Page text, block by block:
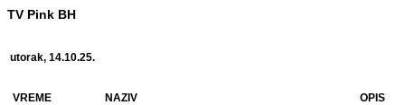
TV Pink BH
utorak, 14.10.25.
VREME NAZIV OPIS